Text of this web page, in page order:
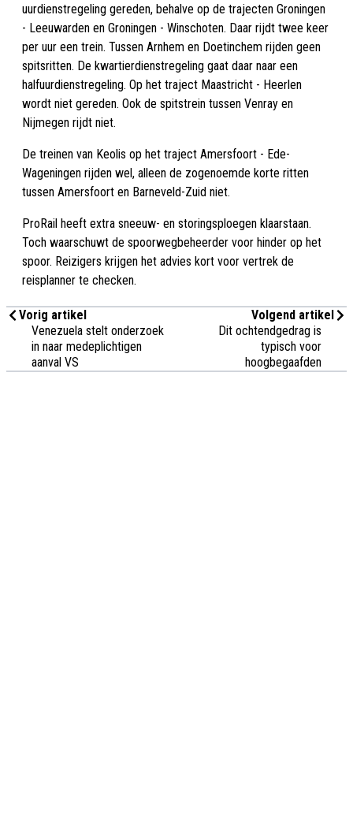
uurdienstregeling gereden, behalve op de trajecten Groningen
- Leeuwarden en Groningen - Winschoten. Daar rijdt twee keer
per uur een trein. Tussen Arnhem en Doetinchem rijden geen
spitsritten. De kwartierdienstregeling gaat daar naar een
halfuurdienstregeling. Op het traject Maastricht - Heerlen
wordt niet gereden. Ook de spitstrein tussen Venray en
Nijmegen rijdt niet.
De treinen van Keolis op het traject Amersfoort - Ede-
Wageningen rijden wel, alleen de zogenoemde korte ritten
tussen Amersfoort en Barneveld-Zuid niet.
ProRail heeft extra sneeuw- en storingsploegen klaarstaan.
Toch waarschuwt de spoorwegbeheerder voor hinder op het
spoor. Reizigers krijgen het advies kort voor vertrek de
reisplanner te checken.
Vorig artikel
Venezuela stelt onderzoek
in naar medeplichtigen
aanval VS
Volgend artikel
Dit ochtendgedrag is
typisch voor
hoogbegaafden